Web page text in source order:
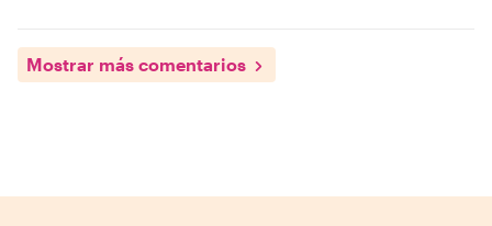
Mostrar más comentarios